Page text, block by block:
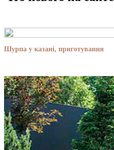
Шурпа у казані, приготування